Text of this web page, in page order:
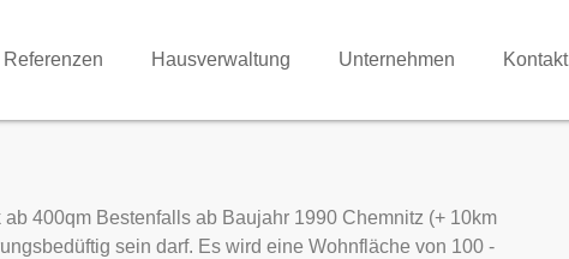
Referenzen Hausverwaltung Unternehmen Kontakt
400qm Bestenfalls ab Baujahr 1990 Chemnitz (+ 10km
sein darf. Es wird eine Wohnfläche von 100 -